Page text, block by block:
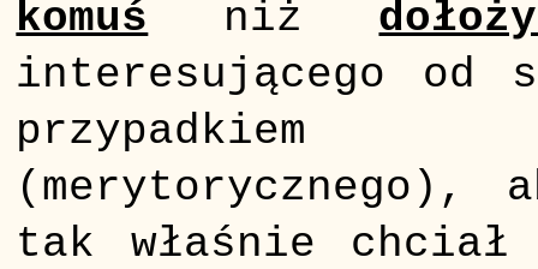
komuś niż
interesującego
(merytorycznego),
tak właśnie